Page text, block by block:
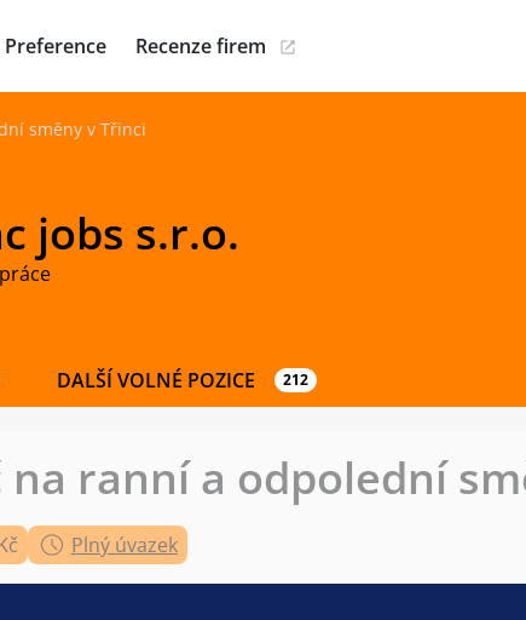
Preference Recenze firem
směny v Třinci
jobs s.r.o.
DALŠÍ VOLNÉ POZICE 212
ranní a odpolední
Plný úvazek